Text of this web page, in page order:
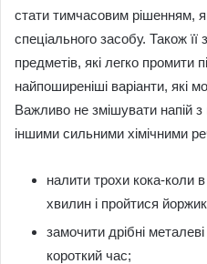
стати тимчасовим рішенням,
спеціального засобу. Також
предметів, які легко промити
найпоширеніші варіанти, які
Важливо не змішувати напій
іншими сильними хімічними
налити трохи кока-коли
хвилин і пройтися
замочити дрібні
короткий час;